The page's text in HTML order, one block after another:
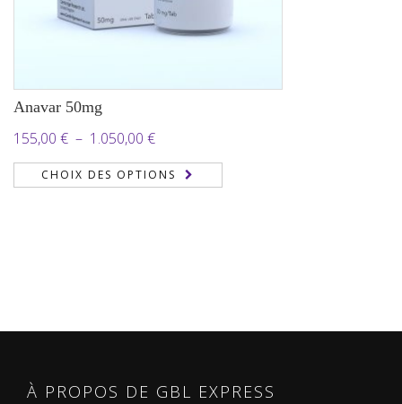
Anavar 50mg
155,00 € – 1.050,00 €Plage
de
prix :
CHOIX DES OPTIONS
À PROPOS DE GBL EXPRESS